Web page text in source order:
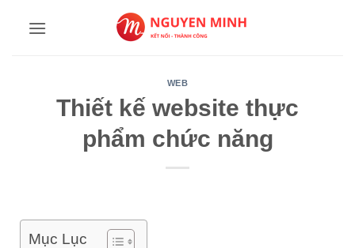
WEB
Thiết kế website thực
phẩm chức năng
Mục Lục